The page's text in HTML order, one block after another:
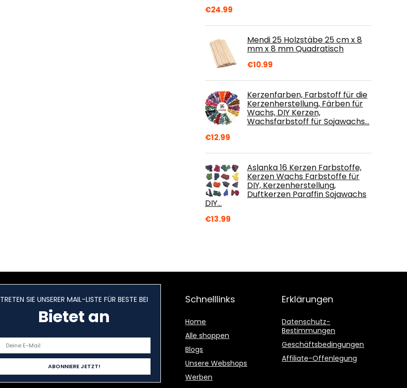
€24.99
Mendi 25 Holzstäbe 25 cm x 8
mm x 8 mm Quadratisch
€10.99
Kerzenfarben, Farbstoff für die
Kerzenherstellung, Färben für
Wachs, DIY Kerzen,
Wachsfarbstoff für Sojawachs…
€12.99
Aslanka 16 Kerzen Farbstoffe,
Kerzen Wachs Farbstoffe für
DIY, Kerzenherstellung,
Duftkerzen Paraffin Sojawachs
DIY…
€13.99
TRETEN SIE UNSERER MAIL-LISTE FÜR BESTE BEI
Bietet an
Schnelllinks
Home
Alle shoppen
Blogs
Unsere Webshops
Werben
Erklärungen
Datenschutz-
Bestimmungen
Geschäftsbedingungen
Affiliate-Offenlegung